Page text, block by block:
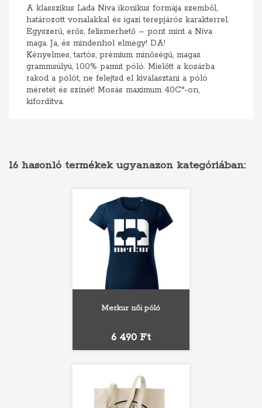
A klasszikus Lada Niva ikonikus formája szemből,
határozott vonalakkal és igazi terepjárós karakterrel.
Egyszerű, erős, felismerhető – pont mint a Niva
maga. Ja, és mindenhol elmegy! DA!
Kényelmes, tartós, prémium minőségű, magas
grammsúlyú, 100% pamut póló. Mielőtt a kosárba
rakod a pólót, ne felejtsd el kiválasztani a póló
méretét és színét! Mosás maximum 40C°-on,
kifordítva.
16 hasonló termékek ugyanazon kategóriában:
Merkur női póló
Ár
6 490 Ft